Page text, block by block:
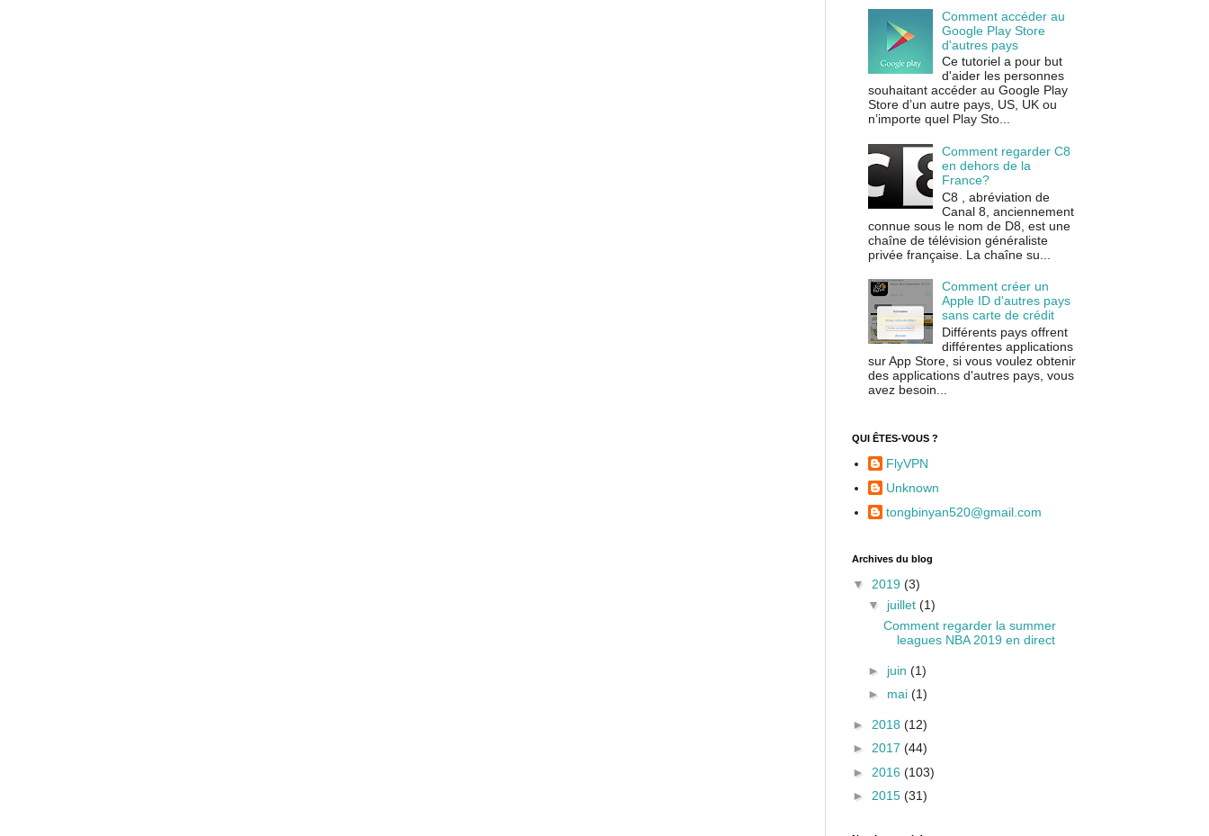
Comment accéder au
Google Play Store
d'autres pays
Ce tutoriel a pour but
d'aider les personnes
souhaitant accéder au Google Play
Store d’un autre pays, US, UK ou
n’importe quel Play Sto...
Comment regarder C8
en dehors de la
France?
C8 , abréviation de
Canal 8, anciennement
connue sous le nom de D8, est une
chaîne de télévision généraliste
privée française. La chaîne su...
Comment créer un
Apple ID d'autres pays
sans carte de crédit
Différents pays offrent
différentes applications
sur App Store, si vous voulez obtenir
des applications d'autres pays, vous
avez besoin...
QUI ÊTES-VOUS ?
FlyVPN
Unknown
tongbinyan520@gmail.com
Archives du blog
▼ 2019 (3)
▼ juillet (1)
Comment regarder la summer
leagues NBA 2019 en direct
► juin (1)
► mai (1)
► 2018 (12)
► 2017 (44)
► 2016 (103)
► 2015 (31)